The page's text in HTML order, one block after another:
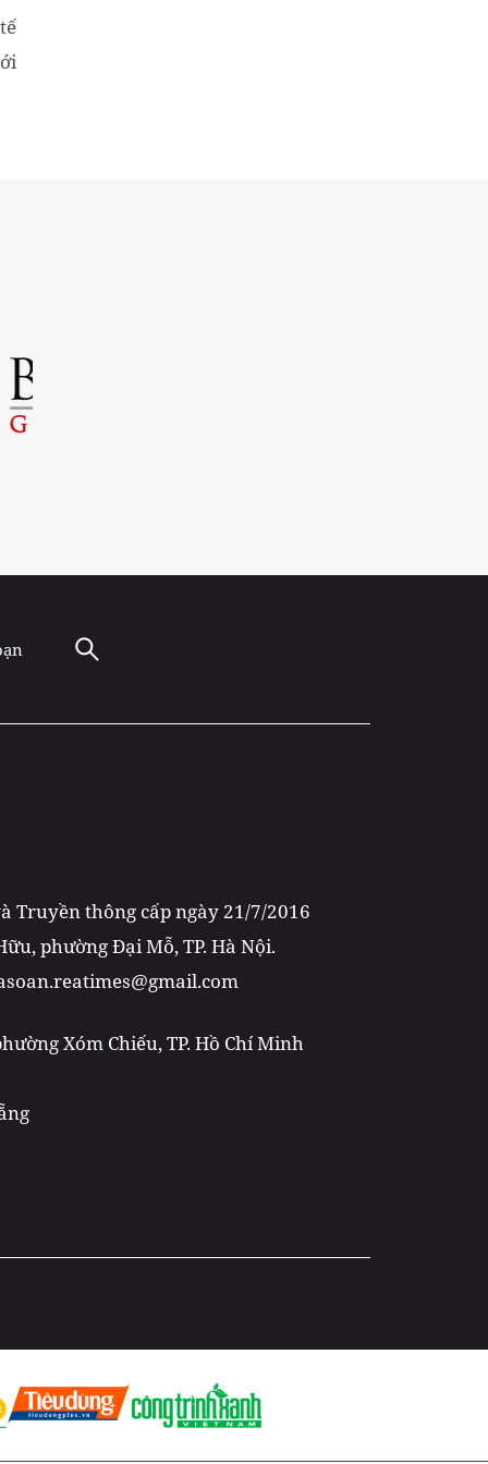
Truyền thông cấp ngày 21/7/2016
phường Đại Mỗ, TP. Hà Nội.
Xóm Chiếu, TP. Hồ Chí Minh